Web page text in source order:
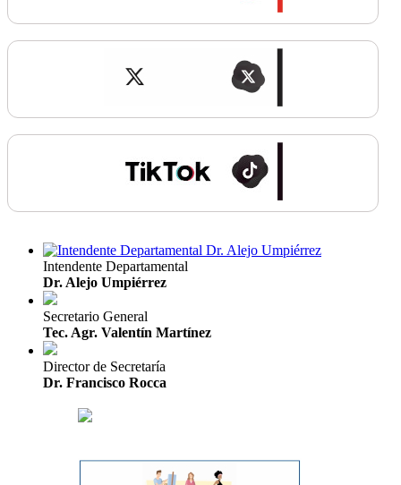
Intendente Departamental
Dr. Alejo Umpiérrez
Secretario General
Tec. Agr. Valentín Martínez
Director de Secretaría
Dr. Francisco Rocca